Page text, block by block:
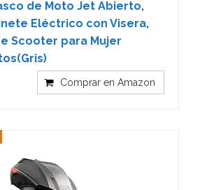
de Moto Jet Abierto,
Eléctrico con Visera,
Scooter para Mujer
Comprar en Amazon